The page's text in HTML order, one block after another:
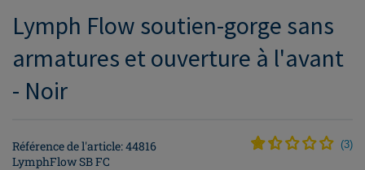
Lymph Flow soutien-gorge sans
armatures et ouverture à l'avant
- Noir
Référence de l'article: 44816
LymphFlow SB FC
(3)